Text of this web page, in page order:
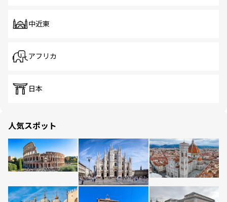
中近東
アフリカ
日本
人気スポット